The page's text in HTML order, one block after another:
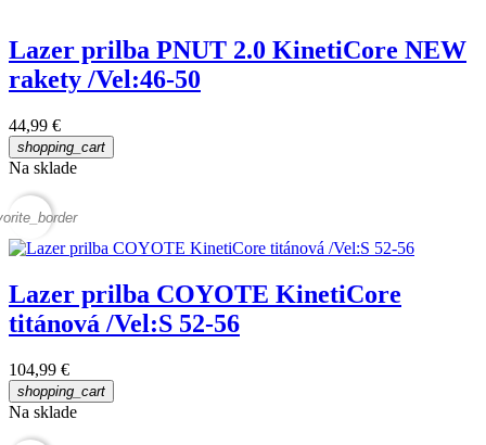
Lazer prilba PNUT 2.0 KinetiCore NEW
rakety /Vel:46-50
44,99 €
shopping_cart
Na sklade
Lazer prilba COYOTE KinetiCore
titánová /Vel:S 52-56
104,99 €
shopping_cart
Na sklade